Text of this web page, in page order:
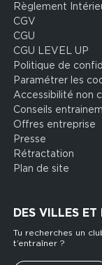
legal
Règlement
CGV
CGU
CGU LEVEL UP
Politique de
Paramétrer les
Accessibilité non
Conseils
Offres entreprise
Presse
Rétractation
Plan de site
DES VILLES ET
Tu recherches un
t’entraîner ?